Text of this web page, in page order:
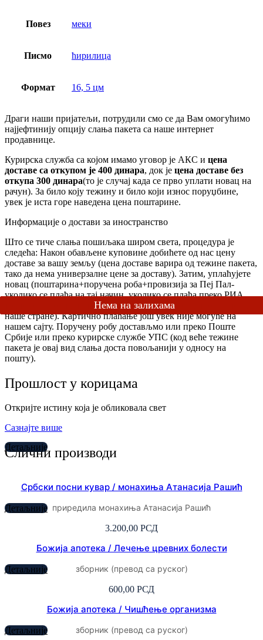
Повез меки
Писмо ћирилица
Формат 16, 5 цм
Драги наши пријатељи, потрудили смо се да Вам омогућимо
најјефтинију опцију слања пакета са наше интернет
продавнице.
Курирска служба са којом имамо уговор је АКС и цена
доставе са откупом је 400 динара, док је цена доставе без
откупа 300 динара(то је случај када се прво уплати новац на
рачун). За било коју тежину и било који износ поруџбине,
увек је иста горе наведена цена поштарине.
Информације о достави за иностранство
Што се тиче слања пошиљака широм света, процедура је
следећа: Након обављене куповине добићете од нас цену
доставе за вашу земљу (цена доставе варира од тежине пакета,
тако да нема универзалне цене за доставу). Затим, уплаћујете
новац (поштарина+поручена роба+провизија за Пеј Пал-
уколико се плаћа на тај начин, уколико се плаћа преко РИА
трансфера новца или Вестен униона, тада нема провизије са
наше стране). Картично плаћање још увек није могуће на
нашем сајту. Поручену робу достављмо или преко Поште
Србије или преко курирске службе УПС (код веће тежине
пакета је овај вид слања доста повољанији у односу на
пошту).
Прошлост у корицама
Откријте истину која је обликовала свет
Сазнајте више
Слични производи
Детаљније
Србски посни кувар / монахиња Атанасија Рашић
приредила монахиња Атанасија Рашић
3.200,00 РСД
Детаљније
Божија апотека / Лечење цревних болести
зборник (превод са руског)
600,00 РСД
Детаљније
Божија апотека / Чишћење организма
зборник (превод са руског)
Детаљније